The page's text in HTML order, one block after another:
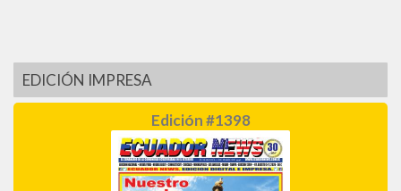
EDICIÓN IMPRESA
Edición #1398